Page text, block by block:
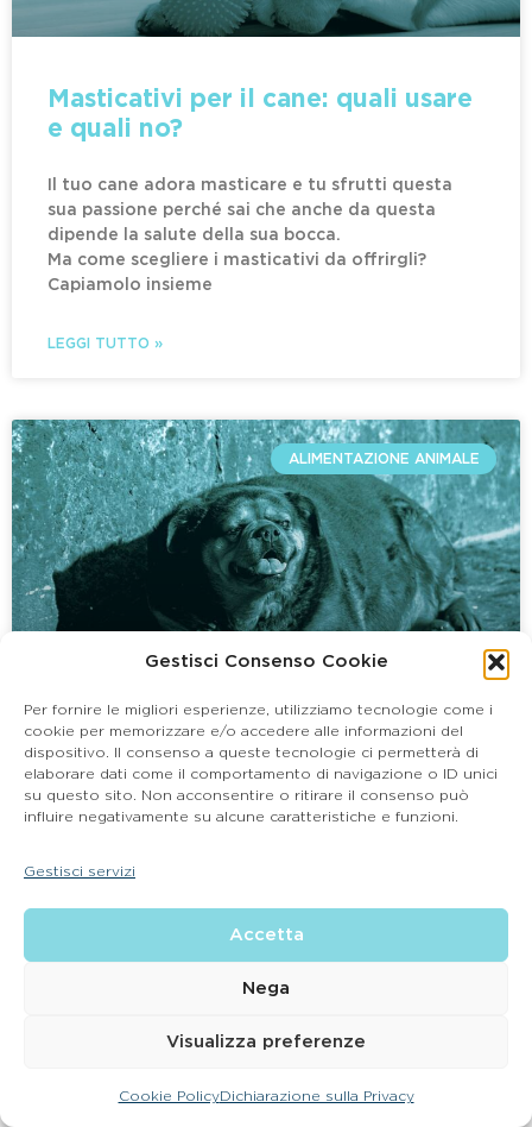
Gestisci Consenso Cookie
Per fornire le migliori esperienze, utilizziamo tecnologie come i
cookie per memorizzare e/o accedere alle informazioni del
dispositivo. Il consenso a queste tecnologie ci permetterà di
elaborare dati come il comportamento di navigazione o ID unici
su questo sito. Non acconsentire o ritirare il consenso può
influire negativamente su alcune caratteristiche e funzioni.
Gestisci servizi
Accetta
Nega
Visualizza preferenze
Cookie PolicyDichiarazione sulla Privacy
Masticativi per il cane: quali usare
e quali no?
Il tuo cane adora masticare e tu sfrutti questa
sua passione perché sai che anche da questa
dipende la salute della sua bocca.
Ma come scegliere i masticativi da offrirgli?
Capiamolo insieme
LEGGI TUTTO »
ALIMENTAZIONE ANIMALE
Come posso far dimagrire il mio
cane o gatto?
I nostri Animali domestici condividono buona
mangiano con noi, guardano la TV sul divano con
Se abbiamo ecceduto in qualche modo, vediamo
CONTATTA LA CLINICA PIÙ VICINA A TE